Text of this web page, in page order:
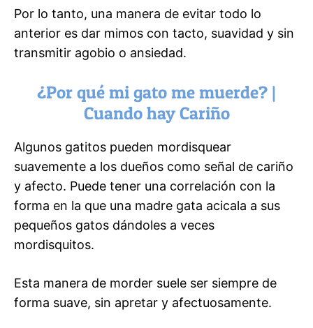
Por lo tanto, una manera de evitar todo lo
anterior es dar mimos con tacto, suavidad y sin
transmitir agobio o ansiedad.
¿Por qué mi gato me muerde? |
Cuando hay Cariño
Algunos gatitos pueden mordisquear
suavemente a los dueños como señal de cariño
y afecto. Puede tener una correlación con la
forma en la que una madre gata acicala a sus
pequeños gatos dándoles a veces
mordisquitos.
Esta manera de morder suele ser siempre de
forma suave, sin apretar y afectuosamente.